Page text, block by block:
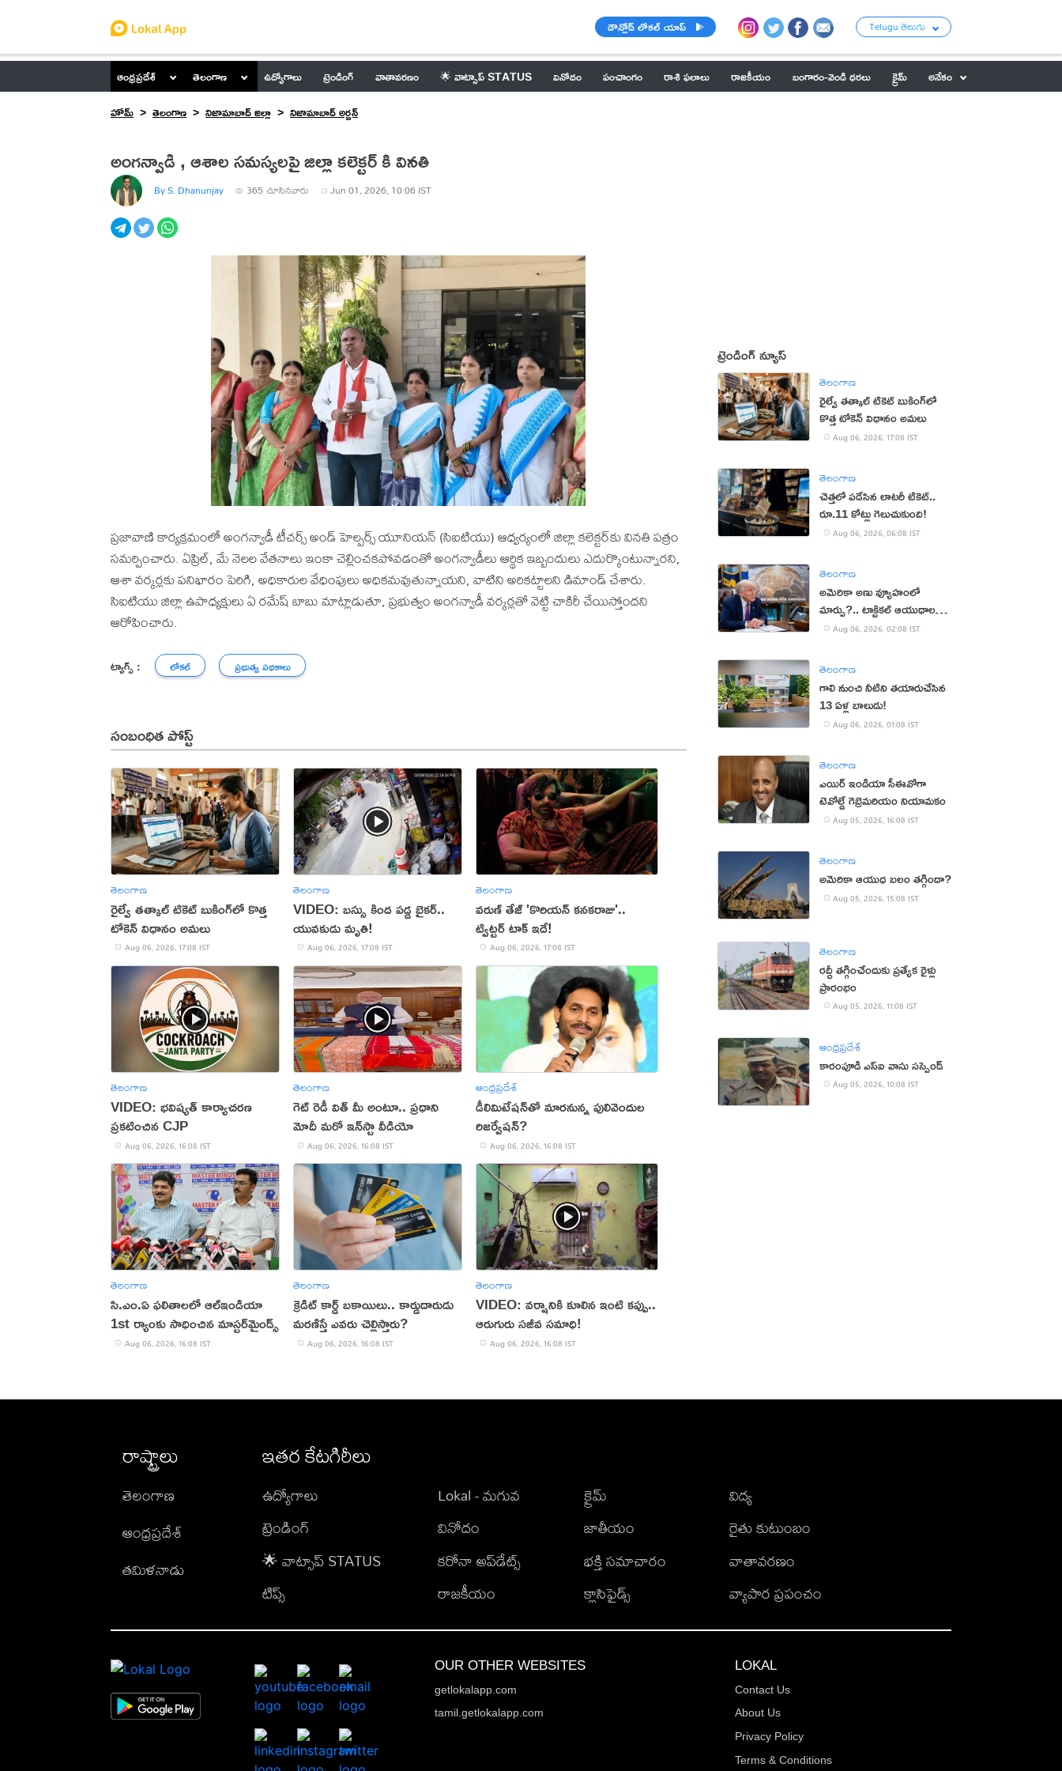
డౌన్లోడ్ లోకల్ యాప్ Telugu తెలుగు
ఆంధ్రప్రదేశ్ తెలంగాణ ఉద్యోగాలు ట్రెండింగ్ వాతావరణం 🌟 వాట్సాప్ STATUS వినోదం పంచాంగం రాశి ఫలాలు రాజకీయం బంగారం-వెండి ధరలు క్రైమ్
అనేకం
హోమ్
తెలంగాణ నిజామాబాద్ జిల్లా నిజామాబాద్ అర్బన్
అంగన్వాడి , ఆశాల సమస్యలపై జిల్లా కలెక్టర్ కి వినతి
By S. Dhanunjay 365 చూసినవారు Jun 01, 2026, 10:06 IST
ప్రజావాణి కార్యక్రమంలో అంగన్వాడీ టీచర్స్ అండ్ హెల్పర్స్ యూనియన్ (సిఐటియు) ఆధ్వర్యంలో జిల్లా కలెక్టర్‌కు వినతి పత్రం
సమర్పించారు. ఏప్రిల్, మే నెలల వేతనాలు ఇంకా చెల్లించకపోవడంతో అంగన్వాడీలు ఆర్థిక ఇబ్బందులు ఎదుర్కొంటున్నారని,
ఆశా వర్కర్లకు పనిభారం పెరిగి, అధికారుల వేధింపులు అధికమవుతున్నాయని, వాటిని అరికట్టాలని డిమాండ్ చేశారు.
సిఐటియు జిల్లా ఉపాధ్యక్షులు ఏ రమేష్ బాబు మాట్లాడుతూ, ప్రభుత్వం అంగన్వాడీ వర్కర్లతో వెట్టి చాకిరీ చేయిస్తోందని
ఆరోపించారు.
ట్యాగ్స్ : లోకల్ ప్రభుత్వ పథకాలు
సంబంధిత పోస్ట్
తెలంగాణ
రైల్వే తత్కాల్ టికెట్ బుకింగ్‌లో కొత్త
టోకెన్ విధానం అమలు
Aug 06, 2026, 17:08 IST
తెలంగాణ
VIDEO: బస్సు కింద పడ్డ బైకర్..
యువకుడు మృతి!
Aug 06, 2026, 17:08 IST
తెలంగాణ
వరుణ్ తేజ్ 'కొరియన్ కనకరాజు'..
ట్విట్టర్ టాక్ ఇదే!
Aug 06, 2026, 17:08 IST
తెలంగాణ
VIDEO: భవిష్యత్ కార్యాచరణ
ప్రకటించిన CJP
Aug 06, 2026, 16:08 IST
తెలంగాణ
గెట్ రెడీ విత్ మీ అంటూ.. ప్రధాని
మోదీ మరో ఇన్‌స్టా వీడియో
Aug 06, 2026, 16:08 IST
ఆంధ్రప్రదేశ్
డీలిమిటేషన్‌తో మారనున్న పులివెందుల
రిజర్వేషన్?
Aug 06, 2026, 16:08 IST
తెలంగాణ
సి.ఎం.ఏ ఫలితాలలో ఆల్ఇండియా
1st ర్యాంకు సాధించిన మాస్టర్‌మైండ్స్
Aug 06, 2026, 16:08 IST
తెలంగాణ
క్రెడిట్ కార్డ్ బకాయిలు.. కార్డుదారుడు
మరణిస్తే ఎవరు చెల్లిస్తారు?
Aug 06, 2026, 16:08 IST
తెలంగాణ
VIDEO: వర్షానికి కూలిన ఇంటి కప్పు..
ఆరుగురు సజీవ సమాధి!
Aug 06, 2026, 16:08 IST
ట్రెండింగ్ న్యూస్
తెలంగాణ
రైల్వే తత్కాల్ టికెట్ బుకింగ్‌లో
కొత్త టోకెన్ విధానం అమలు
Aug 06, 2026, 17:08 IST
తెలంగాణ
చెత్తలో పడేసిన లాటరీ టికెట్..
రూ.11 కోట్లు గెలుచుకుంది!
Aug 06, 2026, 06:08 IST
తెలంగాణ
అమెరికా అణు వ్యూహంలో
మార్పు?.. టాక్టికల్ ఆయుధాలకు
ప్రాధాన్యం!
Aug 06, 2026, 02:08 IST
తెలంగాణ
గాలి నుంచి నీటిని తయారుచేసిన
13 ఏళ్ల బాలుడు!
Aug 06, 2026, 01:08 IST
తెలంగాణ
ఎయిర్ ఇండియా సీఈవోగా
టెవోల్డే గెబ్రెమరియం నియామకం
Aug 05, 2026, 16:08 IST
తెలంగాణ
అమెరికా ఆయుధ బలం తగ్గిందా?
Aug 05, 2026, 15:08 IST
తెలంగాణ
రద్దీ తగ్గించేందుకు ప్రత్యేక రైళ్లు
ప్రారంభం
Aug 05, 2026, 11:08 IST
ఆంధ్రప్రదేశ్
కారంపూడి ఎస్ఐ వాసు స‌స్పెండ్‌
Aug 05, 2026, 10:08 IST
రాష్ట్రాలు
తెలంగాణ
ఆంధ్రప్రదేశ్
తమిళనాడు
ఇతర కేటగిరీలు
ఉద్యోగాలు
ట్రెండింగ్
🌟 వాట్సాప్ STATUS
టిప్స్
Lokal - మగువ
వినోదం
కరోనా అప్‌డేట్స్
రాజకీయం
క్రైమ్
జాతీయం
భక్తి సమాచారం
క్లాసిఫైడ్స్
విద్య
రైతు కుటుంబం
వాతావరణం
వ్యాపార ప్రపంచం
OUR OTHER WEBSITES
getlokalapp.com
tamil.getlokalapp.com
LOKAL
Contact Us
About Us
Privacy Policy
Terms & Conditions